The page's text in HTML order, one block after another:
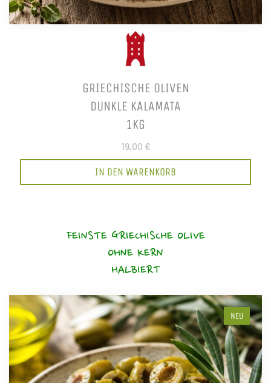
GRIECHISCHE OLIVEN
DUNKLE KALAMATA
1KG
19,00 €
IN DEN WARENKORB
FEINSTE GRIECHISCHE OLIVE
OHNE KERN
HALBIERT
NEU